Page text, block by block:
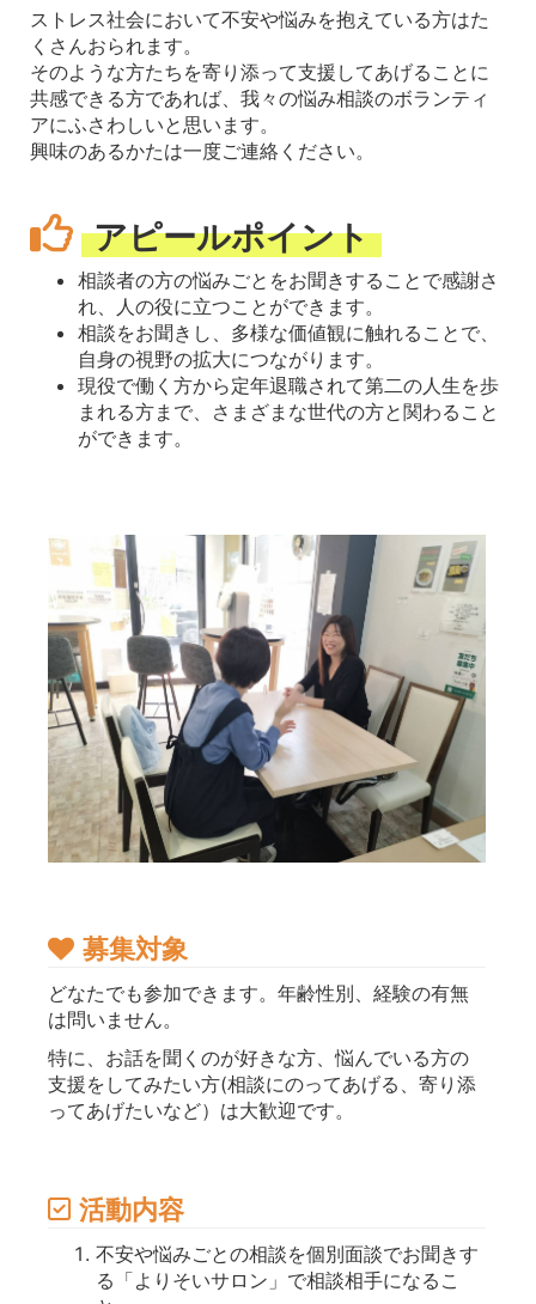
ストレス社会において不安や悩みを抱えている方はた
くさんおられます。
そのような方たちを寄り添って支援してあげることに
共感できる方であれば、我々の悩み相談のボランティ
アにふさわしいと思います。
興味のあるかたは一度ご連絡ください。
アピールポイント
相談者の方の悩みごとをお聞きすることで感謝さ
れ、人の役に立つことができます。
相談をお聞きし、多様な価値観に触れることで、
自身の視野の拡大につながります。
現役で働く方から定年退職されて第二の人生を歩
まれる方まで、さまざまな世代の方と関わること
ができます。
募集対象
どなたでも参加できます。年齢性別、経験の有無
は問いません。
特に、お話を聞くのが好きな方、悩んでいる方の
支援をしてみたい方(相談にのってあげる、寄り添
ってあげたいなど）は大歓迎です。
活動内容
不安や悩みごとの相談を個別面談でお聞きす
る「よりそいサロン」で相談相手になるこ